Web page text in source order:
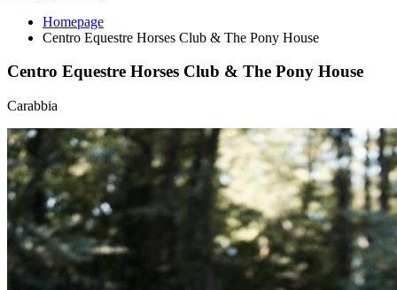
Homepage
Centro Equestre Horses Club & The Pony House
Centro Equestre Horses Club & The Pony House
Carabbia